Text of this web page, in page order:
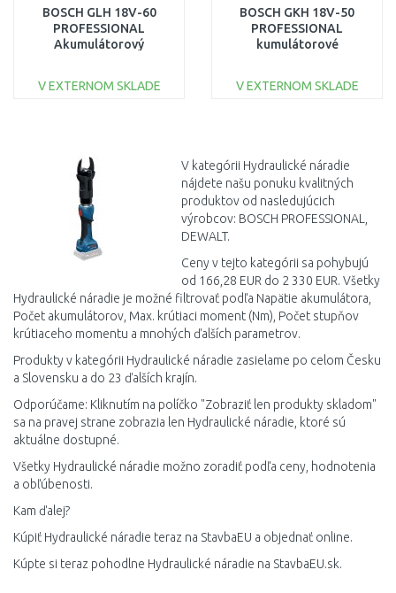
BOSCH GLH 18V-60
PROFESSIONAL
Akumulátorový
V EXTERNOM SKLADE
Porovnať
BOSCH GKH 18V-50
PROFESSIONAL
kumulátorové
V EXTERNOM SKLADE
V kategórii Hydraulické náradie
nájdete našu ponuku kvalitných
produktov od nasledujúcich
výrobcov: BOSCH PROFESSIONAL,
DEWALT.
Ceny v tejto kategórii sa pohybujú
od 166,28 EUR do 2 330 EUR. Všetky
Hydraulické náradie je možné filtrovať podľa Napätie akumulátora,
Počet akumulátorov, Max. krútiaci moment (Nm), Počet stupňov
krútiaceho momentu a mnohých ďalších parametrov.
Produkty v kategórii Hydraulické náradie zasielame po celom Česku
a Slovensku a do 23 ďalších krajín.
Odporúčame: Kliknutím na políčko "Zobraziť len produkty skladom"
sa na pravej strane zobrazia len Hydraulické náradie, ktoré sú
aktuálne dostupné.
Všetky Hydraulické náradie možno zoradiť podľa ceny, hodnotenia
a obľúbenosti.
Kam ďalej?
Kúpiť Hydraulické náradie teraz na StavbaEU a objednať online.
Kúpte si teraz pohodlne Hydraulické náradie na StavbaEU.sk.